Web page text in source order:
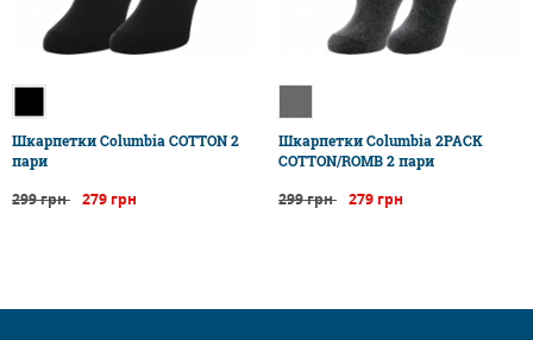
​Шкарпетки Columbia COTTON 2
пари
299 грн 279 грн
Шкарпетки Columbia 2PACK
COTTON/ROMB 2 пари
299 грн 279 грн